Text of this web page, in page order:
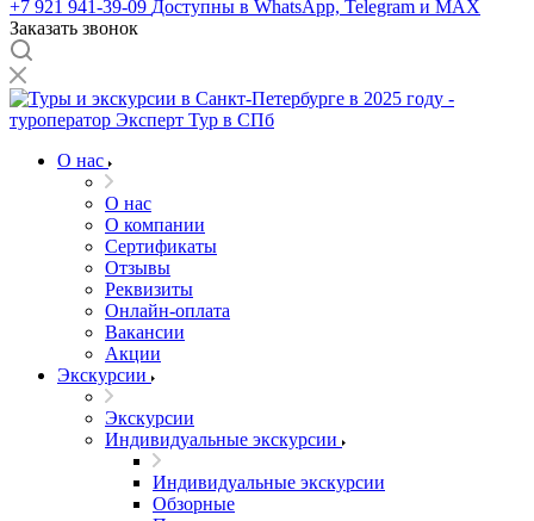
+7 921 941-39-09 Доступны в WhatsApp, Telegram и MAX
Заказать звонок
О нас
О нас
О компании
Сертификаты
Отзывы
Реквизиты
Онлайн-оплата
Вакансии
Акции
Экскурсии
Экскурсии
Индивидуальные экскурсии
Индивидуальные экскурсии
Обзорные